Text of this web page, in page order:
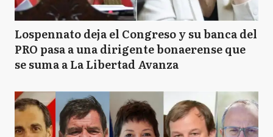
Lospennato deja el Congreso y su banca del
PRO pasa a una dirigente bonaerense que
se suma a La Libertad Avanza